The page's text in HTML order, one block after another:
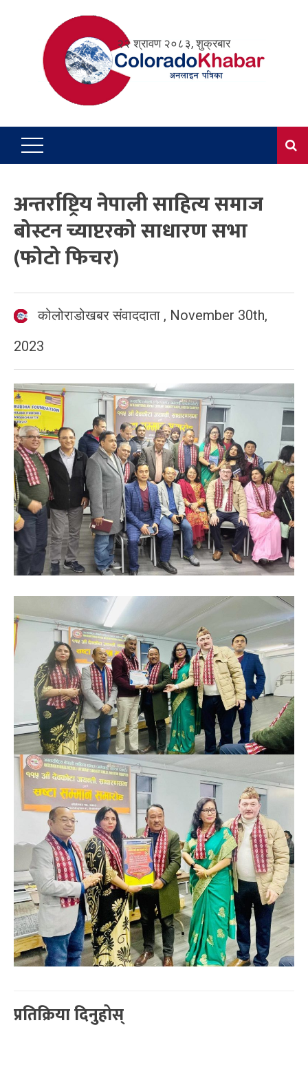
२२ श्रावण २०८३, शुक्रबार
अन्तर्राष्ट्रिय नेपाली साहित्य समाज
बोस्टन च्याप्टरको साधारण सभा
(फोटो फिचर)
कोलोराडोखबर संवाददाता , November 30th,
2023
प्रतिक्रिया दिनुहोस्